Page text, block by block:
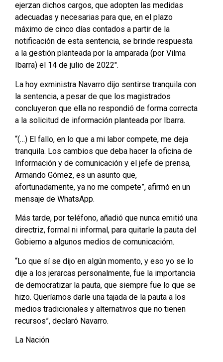
ejerzan dichos cargos, que adopten las medidas
adecuadas y necesarias para que, en el plazo
máximo de cinco días contados a partir de la
notificación de esta sentencia, se brinde respuesta
a la gestión planteada por la amparada (por Vilma
Ibarra) el 14 de julio de 2022″.
La hoy exministra Navarro dijo sentirse tranquila con
la sentencia, a pesar de que los magistrados
concluyeron que ella no respondió de forma correcta
a la solicitud de información planteada por Ibarra.
“(…) El fallo, en lo que a mi labor compete, me deja
tranquila. Los cambios que deba hacer la oficina de
Información y de comunicación y el jefe de prensa,
Armando Gómez, es un asunto que,
afortunadamente, ya no me compete”, afirmó en un
mensaje de WhatsApp.
Más tarde, por teléfono, añadió que nunca emitió una
directriz, formal ni informal, para quitarle la pauta del
Gobierno a algunos medios de comunicacióm.
“Lo que sí se dijo en algún momento, y eso yo se lo
dije a los jerarcas personalmente, fue la importancia
de democratizar la pauta, que siempre fue lo que se
hizo. Queríamos darle una tajada de la pauta a los
medios tradicionales y alternativos que no tienen
recursos”, declaró Navarro.
La Nación